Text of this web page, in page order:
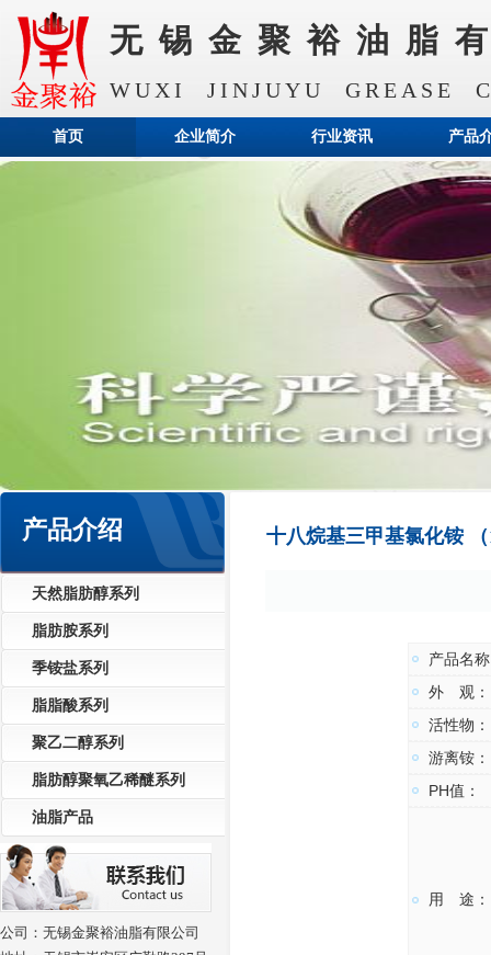
无锡金聚裕油脂
WUXI JINJUYU GREASE
首页 企业简介 行业资讯 产品
产品介绍
天然脂肪醇系列
脂肪胺系列
季铵盐系列
脂脂酸系列
聚乙二醇系列
脂肪醇聚氧乙稀醚系列
油脂产品
公司：无锡金聚裕油脂有限公司
十八烷基三甲基氯化铵
产品名
外 观：
活性物：
游离铵：
PH值：
用 途：